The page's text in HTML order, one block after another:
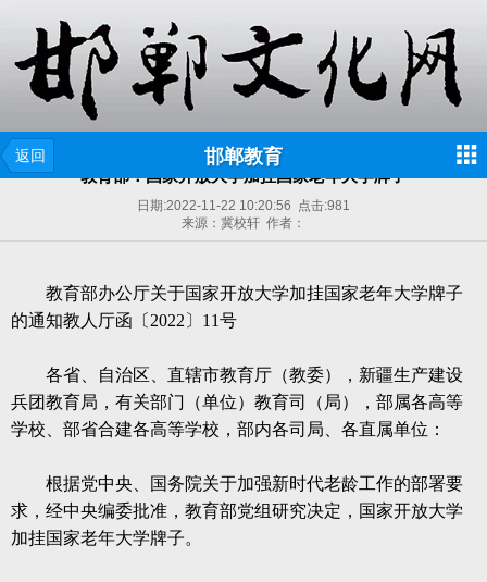
返回 邯郸教育
教育部：国家开放大学加挂国家老年大学牌子
日期:2022-11-22 10:20:56 点击:981
来源：冀校轩 作者：
教育部办公厅关于国家开放大学加挂国家老年大学牌子
的通知教人厅函〔 2022〕11号
各省、自治区、直辖市教育厅（教委），新疆生产建设
兵团教育局，有关部门（单位）教育司（局），部属各高等
学校、部省合建各高等学校，部内各司局、各直属单位：
根据党中央、国务院关于加强新时代老龄工作的部署要
求，经中央编委批准，教育部党组研究决定，国家开放大学
加挂国家老年大学牌子。